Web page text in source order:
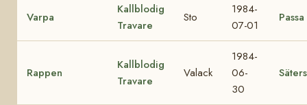
Varpa
Kallblodig
Travare
Sto
1984-
07-01
Passa
Rappen
Kallblodig
Travare
Valack
1984-
06-
30